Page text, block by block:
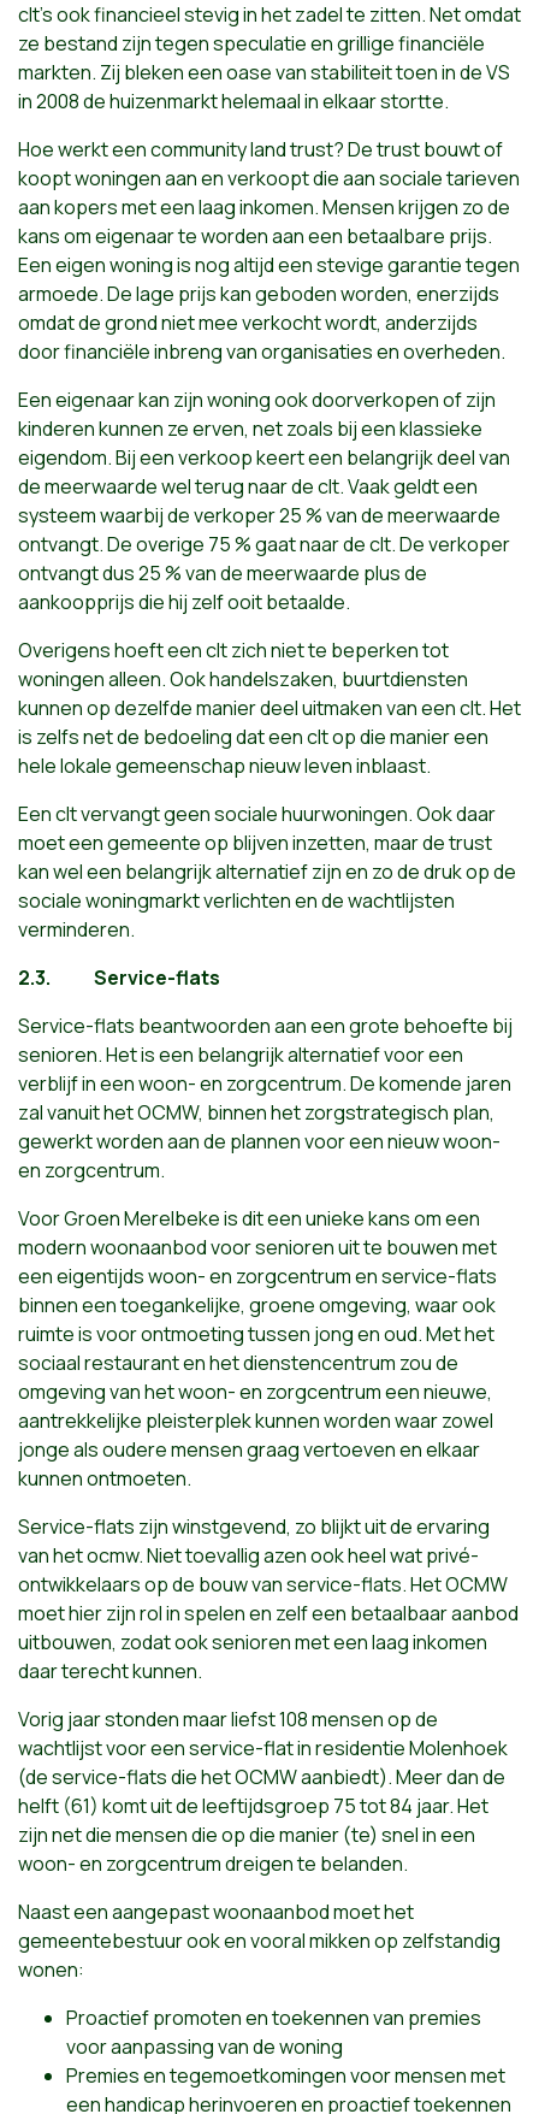
clt's ook financieel stevig in het zadel te zitten. Net omdat
ze bestand zijn tegen speculatie en grillige financiële
markten. Zij bleken een oase van stabiliteit toen in de VS
in 2008 de huizenmarkt helemaal in elkaar stortte.
Hoe werkt een community land trust? De trust bouwt of
koopt woningen aan en verkoopt die aan sociale tarieven
aan kopers met een laag inkomen. Mensen krijgen zo de
kans om eigenaar te worden aan een betaalbare prijs.
Een eigen woning is nog altijd een stevige garantie tegen
armoede. De lage prijs kan geboden worden, enerzijds
omdat de grond niet mee verkocht wordt, anderzijds
door financiële inbreng van organisaties en overheden.
Een eigenaar kan zijn woning ook doorverkopen of zijn
kinderen kunnen ze erven, net zoals bij een klassieke
eigendom. Bij een verkoop keert een belangrijk deel van
de meerwaarde wel terug naar de clt. Vaak geldt een
systeem waarbij de verkoper 25 % van de meerwaarde
ontvangt. De overige 75 % gaat naar de clt. De verkoper
ontvangt dus 25 % van de meerwaarde plus de
aankoopprijs die hij zelf ooit betaalde.
Overigens hoeft een clt zich niet te beperken tot
woningen alleen. Ook handelszaken, buurtdiensten
kunnen op dezelfde manier deel uitmaken van een clt. Het
is zelfs net de bedoeling dat een clt op die manier een
hele lokale gemeenschap nieuw leven inblaast.
Een clt vervangt geen sociale huurwoningen. Ook daar
moet een gemeente op blijven inzetten, maar de trust
kan wel een belangrijk alternatief zijn en zo de druk op de
sociale woningmarkt verlichten en de wachtlijsten
verminderen.
2.3. Service-flats
Service-flats beantwoorden aan een grote behoefte bij
senioren. Het is een belangrijk alternatief voor een
verblijf in een woon- en zorgcentrum. De komende jaren
zal vanuit het OCMW, binnen het zorgstrategisch plan,
gewerkt worden aan de plannen voor een nieuw woon-
en zorgcentrum.
Voor Groen Merelbeke is dit een unieke kans om een
modern woonaanbod voor senioren uit te bouwen met
een eigentijds woon- en zorgcentrum en service-flats
binnen een toegankelijke, groene omgeving, waar ook
ruimte is voor ontmoeting tussen jong en oud. Met het
sociaal restaurant en het dienstencentrum zou de
omgeving van het woon- en zorgcentrum een nieuwe,
aantrekkelijke pleisterplek kunnen worden waar zowel
jonge als oudere mensen graag vertoeven en elkaar
kunnen ontmoeten.
Service-flats zijn winstgevend, zo blijkt uit de ervaring
van het ocmw. Niet toevallig azen ook heel wat privé-
ontwikkelaars op de bouw van service-flats. Het OCMW
moet hier zijn rol in spelen en zelf een betaalbaar aanbod
uitbouwen, zodat ook senioren met een laag inkomen
daar terecht kunnen.
Vorig jaar stonden maar liefst 108 mensen op de
wachtlijst voor een service-flat in residentie Molenhoek
(de service-flats die het OCMW aanbiedt).Meer dan de
helft (61) komt uit de leeftijdsgroep 75 tot 84 jaar. Het
zijn net die mensen die op die manier (te) snel in een
woon- en zorgcentrum dreigen te belanden.
Naast een aangepast woonaanbod moet het
gemeentebestuur ook en vooral mikken op zelfstandig
wonen:
Proactief promoten en toekennen van premies
voor aanpassing van de woning
Premies en tegemoetkomingen voor mensen met
een handicap herinvoeren en proactief toekennen